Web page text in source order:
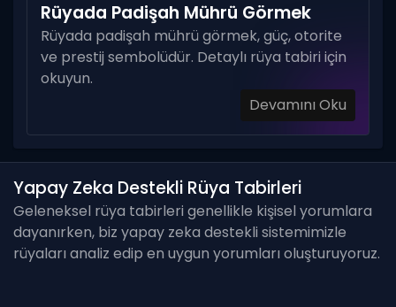
Rüyada Padişah Mührü Görmek
Rüyada padişah mührü görmek, güç, otorite
ve prestij sembolüdür. Detaylı rüya tabiri için
okuyun.
Devamını Oku
Yapay Zeka Destekli Rüya Tabirleri
Geleneksel rüya tabirleri genellikle kişisel yorumlara
dayanırken, biz yapay zeka destekli sistemimizle
rüyaları analiz edip en uygun yorumları oluşturuyoruz.